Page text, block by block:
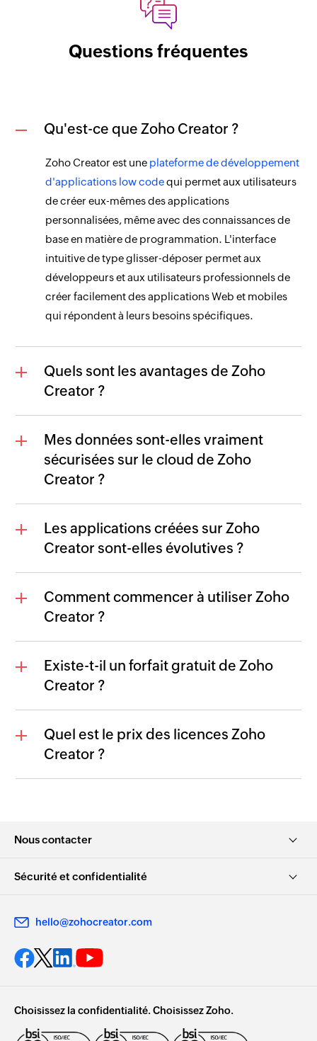
Questions fréquentes
Qu'est-ce que Zoho Creator ?
Zoho Creator est une plateforme de développement
d'applications low codequi permet aux utilisateurs
de créer eux-mêmes des applications
personnalisées, même avec des connaissances de
base en matière de programmation. L'interface
intuitive de type glisser-déposer permet aux
développeurs et aux utilisateurs professionnels de
créer facilement des applications Web et mobiles
qui répondent à leurs besoins spécifiques.
Quels sont les avantages de Zoho
Creator ?
Mes données sont-elles vraiment
sécurisées sur le cloud de Zoho
Creator ?
Les applications créées sur Zoho
Creator sont-elles évolutives ?
Comment commencer à utiliser Zoho
Creator ?
Existe-t-il un forfait gratuit de Zoho
Creator ?
Quel est le prix des licences Zoho
Creator ?
Nous contacter
Sécurité et confidentialité
hello@zohocreator.com
Choisissez la confidentialité. Choisissez Zoho.